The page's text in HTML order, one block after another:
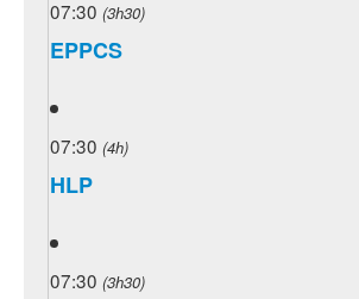
07:30 (3h30)
EPPCS
07:30 (4h)
HLP
07:30 (3h30)